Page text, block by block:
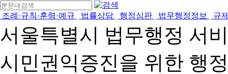
조례·규칙·훈령·예규 법률상담 행정심판 법무행정정보 규
서울특별시 법무행정 서
시민권익증진을 위한 행